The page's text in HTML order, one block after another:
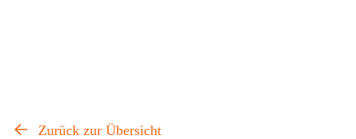
Zurück zur Übersicht